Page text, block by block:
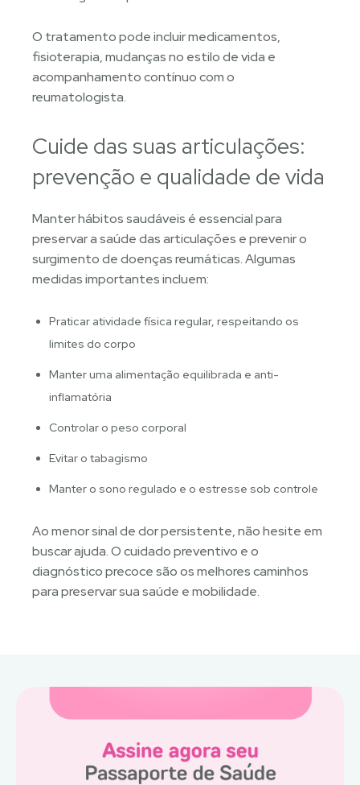
O tratamento pode incluir medicamentos,
fisioterapia, mudanças no estilo de vida e
acompanhamento contínuo com o
reumatologista.
Cuide das suas articulações:
prevenção e qualidade de vida
Manter hábitos saudáveis é essencial para
preservar a saúde das articulações e prevenir o
surgimento de doenças reumáticas. Algumas
medidas importantes incluem:
Praticar atividade física regular, respeitando os
limites do corpo
Manter uma alimentação equilibrada e anti-
inflamatória
Controlar o peso corporal
Evitar o tabagismo
Manter o sono regulado e o estresse sob controle
Ao menor sinal de dor persistente, não hesite em
buscar ajuda. O cuidado preventivo e o
diagnóstico precoce são os melhores caminhos
para preservar sua saúde e mobilidade.